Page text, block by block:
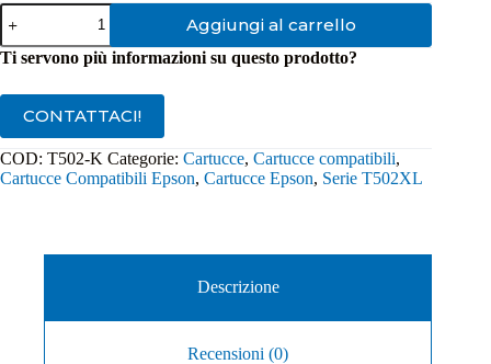
Cartuccia
Compatibile
Epson
502XL
quantità
Aggiungi al carrello
Ti servono più informazioni su questo prodotto?
CONTATTACI!
COD: T502-K Categorie: Cartucce, Cartucce compatibili,
Cartucce Compatibili Epson, Cartucce Epson, Serie T502XL
Descrizione
Recensioni (0)